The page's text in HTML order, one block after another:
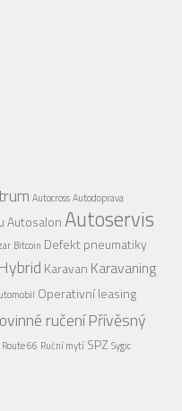
AutocrossAutodoprava
AutosalonAutoservis
Bitcoin Defekt pneumatiky
Hybrid Karavan Karavaning
Operativní leasing
ručeníPřívěsný
Route 66 Ruční mytí SPZ Sygic